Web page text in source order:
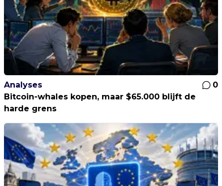
Analyses
0
Bitcoin-whales kopen, maar $65.000 blijft de
harde grens